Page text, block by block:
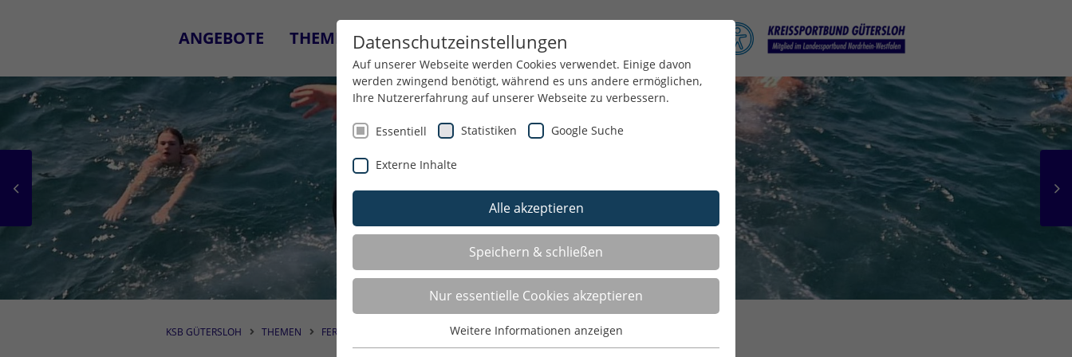
ANGEBOTE THEMEN SERVICE KSB KONTAKT
KSB GÜTERSLOH THEMEN FERIENFREIZEITEN LANTERNA (KROATIEN)
Datenschutzeinstellungen
Auf unserer Webseite werden Cookies verwendet. Einige davon
werden zwingend benötigt, während es uns andere ermöglichen,
Ihre Nutzererfahrung auf unserer Webseite zu verbessern.
Essentiell Statistiken Google Suche
Externe Inhalte
Alle akzeptieren
Speichern & schließen
Nur essentielle Cookies akzeptieren
Weitere Informationen anzeigen